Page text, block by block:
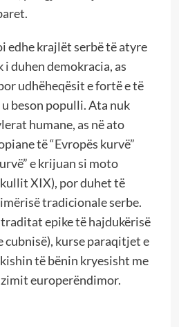
edhe krajlët serbë të atyre
i duhen demokracia, as
udhëheqësit e fortë e të
beson populli. Ata nuk
humane, as në ato
të “Evropës kurvë”
e krijuan si moto
XIX), por duhet të
tradicionale serbe.
epike të hajdukërisë
cubnisë), kurse paraqitjet e
të bënin kryesisht me
europerëndimor.